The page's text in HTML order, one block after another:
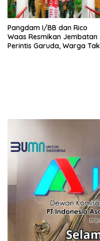
Pangdam I/BB dan Rico
Waas Resmikan Jembatan
Perintis Garuda, Warga Tak